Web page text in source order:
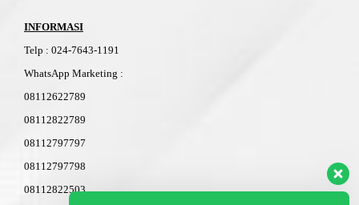
INFORMASI
Telp : 024-7643-11 91
WhatsApp Marketing :
08112622789
08112822789
08112797797
08112797798
08112822503